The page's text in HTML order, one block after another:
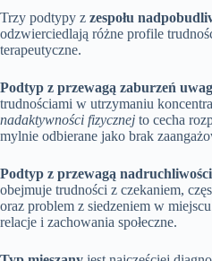
Trzy podtypy z zespołu
odzwierciedlają różne profile
terapeutyczne.
Podtyp z przewagą zaburzeń
trudnościami w utrzymaniu
nadaktywności fizycznej to cecha
mylnie odbierane jako brak
Podtyp z przewagą
obejmuje trudności z czekaniem,
oraz problem z siedzeniem w
relacje i zachowania społeczne.